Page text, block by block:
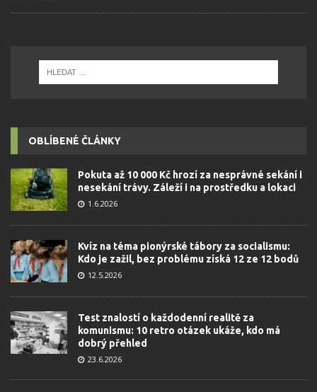
OBLÍBENÉ ČLÁNKY
Pokuta až 10 000 Kč hrozí za nesprávné sekání i
nesekání trávy. Záleží i na prostředku a lokaci
1.6.2026
Kvíz na téma pionýrské tábory za socialismu:
Kdo je zažil, bez problému získá 12 ze 12 bodů
12.5.2026
Test znalostí o každodenní realitě za
komunismu: 10 retro otázek ukáže, kdo má
dobrý přehled
23.6.2026